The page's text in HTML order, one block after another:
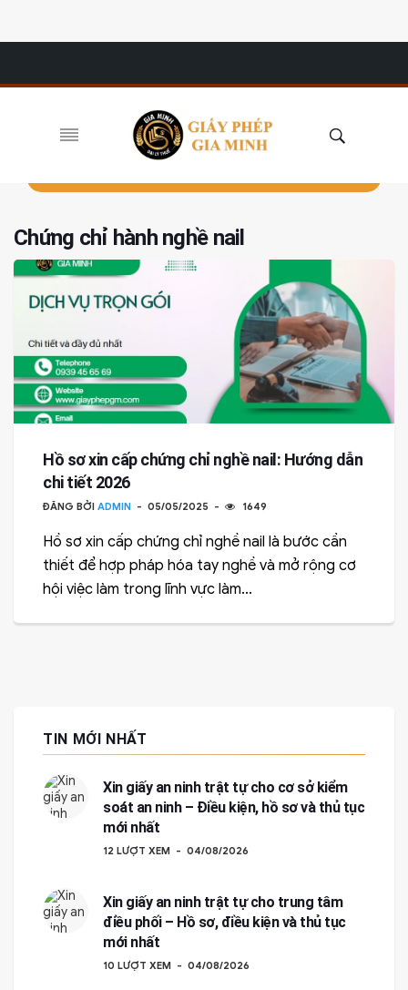
Chứng chỉ hành nghề nail
Hồ sơ xin cấp chứng chỉ nghề nail: Hướng dẫn
chi tiết 2026
ĐĂNG BỞI ADMIN 05/05/2025 1649
Hồ sơ xin cấp chứng chỉ nghề nail là bước cần
thiết để hợp pháp hóa tay nghề và mở rộng cơ
hội việc làm trong lĩnh vực làm...
TIN MỚI NHẤT
Xin giấy an ninh trật tự cho cơ sở kiểm
soát an ninh – Điều kiện, hồ sơ và thủ tục
mới nhất
12 LƯỢT XEM 04/08/2026
Xin giấy an ninh trật tự cho trung tâm
điều phối – Hồ sơ, điều kiện và thủ tục
mới nhất
10 LƯỢT XEM 04/08/2026